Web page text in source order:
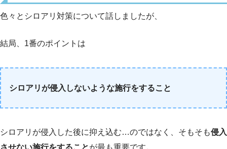
色々とシロアリ対策について話しましたが、
結局、1番のポイントは
シロアリが侵入しないような施行をすること
シロアリが侵入した後に抑え込む…のではなく、そもそも侵入
させない施行をすることが最も重要です。